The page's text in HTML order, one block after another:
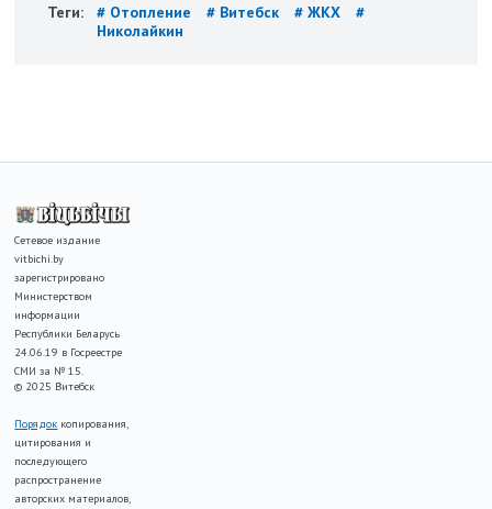
Теги: # Отопление # Витебск # ЖКХ
#
Николайкин
Сетевое издание
vitbichi.by
зарегистрировано
Министерством
информации
Республики Беларусь
24.06.19 в Госреестре
СМИ за № 15.
© 2025 Витебск
Порядок копирования,
цитирования и
последующего
распространение
авторских материалов,